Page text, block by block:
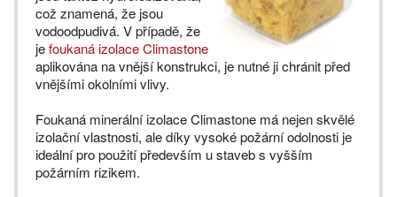
což znamená, že jsou
vodoodpudivá. V případě, že
jefoukaná izolace Climastone
aplikována na vnější konstrukci, je nutné ji chránit před
vnějšími okolními vlivy.
Foukaná minerální izolace Climastone má nejen skvělé
izolační vlastnosti, ale díky vysoké požární odolnosti je
ideální pro použití především u staveb s vyšším
požárním rizikem.